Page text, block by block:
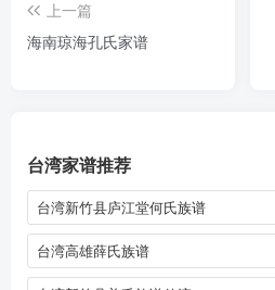
上一篇
海南琼海孔氏家谱
台湾家谱推荐
台湾新竹县庐江堂何氏族谱
台湾高雄薛氏族谱